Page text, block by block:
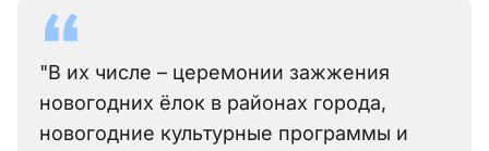
"В их числе – церемонии зажжения
новогодних ёлок в районах города,
новогодние культурные программы и